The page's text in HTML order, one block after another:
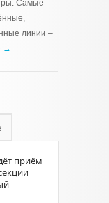
Самые
линии –
→
приём